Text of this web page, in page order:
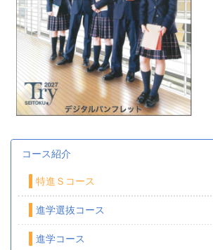
コース紹介
特進Ｓコース
進学選抜コース
進学コース